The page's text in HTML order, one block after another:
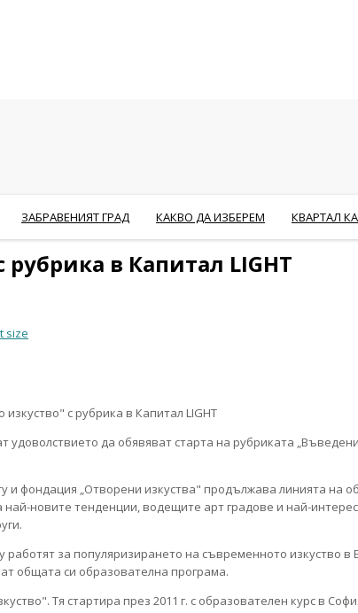
ЗАБРАВЕНИЯТ ГРАД КАКВО ДА ИЗБЕРЕМ КВАРТАЛ
в Капитал LIGHT
удоволствието да обявяват старта на рубриката
и фондация „Отворени изкуства" продължава линията на
новите тенденции, водещите арт градове и най-
за популяризирането на съвременното изкуство в
общата си образователна програма.
Тя стартира през 2011 г. с образователен курс в